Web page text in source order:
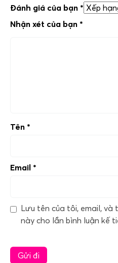
Đánh giá của bạn *
Nhận xét của bạn *
Tên *
Email *
Lưu tên của tôi, email,
này cho lần bình luận kế